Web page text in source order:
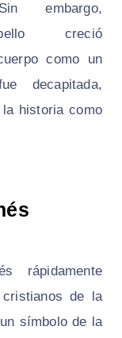
embargo,
creció
como un
decapitada,
historia como
rápidamente
de la
símbolo de la